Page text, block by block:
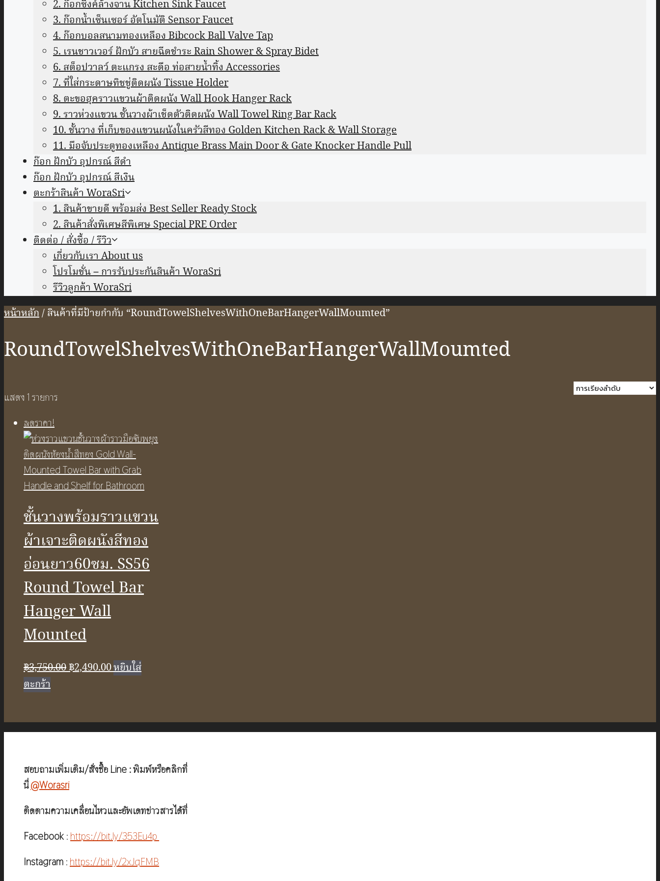
2. ก๊อกซิงค์ล้างจาน Kitchen Sink Faucet
3. ก๊อกน้ำเซ็นเซอร์ อัตโนมัติ Sensor Faucet
4. ก๊อกบอลสนามทองเหลือง Bibcock Ball Valve Tap
5. เรนชาวเวอร์ ฝักบัว สายฉีดชำระ Rain Shower & Spray Bidet
6. สต็อปวาลว์ ตะแกรง สะดือ ท่อสายน้ำทิ้ง Accessories
7. ที่ใส่กระดาษทิชชู่ติดผนัง Tissue Holder
8. ตะขอฮุคราวแขวนผ้าติดผนัง Wall Hook Hanger Rack
9. ราวห่วงแขวน ชั้นวางผ้าเช็ดตัวติดผนัง Wall Towel Ring Bar Rack
10. ชั้นวาง ที่เก็บของแขวนผนังในครัวสีทอง Golden Kitchen Rack & Wall Storage
11. มือจับประตูทองเหลือง Antique Brass Main Door & Gate Knocker Handle Pull
ก๊อก ฝักบัว อุปกรณ์ สีดำ
ก๊อก ฝักบัว อุปกรณ์ สีเงิน
ตะกร้าสินค้า WoraSri
1. สินค้าขายดี พร้อมส่ง Best Seller Ready Stock
2. สินค้าสั่งพิเศษสีพิเศษ Special PRE Order
ติดต่อ / สั่งซื้อ / รีวิว
เกี่ยวกับเรา About us
โปรโมชั่น – การรับประกันสินค้า WoraSri
รีวิวลูกค้า WoraSri
หน้าหลัก/ สินค้าที่มีป้ายกำกับ “RoundTowelShelvesWithOneBarHangerWallMoumted”
RoundTowelShelvesWithOneBarHangerWallMoumted
แสดง 1 รายการ
ลดราคา!
ชั้นวางพร้อมราวแขวน
ผ้าเจาะติดผนังสีทอง
อ่อนยาว60ซม. SS56
Round Towel Bar
Hanger Wall
Mounted
฿3,750.00Original
฿2,490.00Current
หยิบใส่
ตะกร้า
สอบถามเพิ่มเติม/สั่งซื้อ Line : พิมพ์หรือคลิกที่
นี่@Worasri
ติดตามความเคลื่อนไหวและอัพเดทข่าวสารได้ที่
Facebook : https://bit.ly/353Eu4p
Instagram : https://bit.ly/2xJqFMB